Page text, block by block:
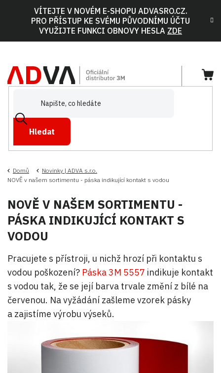
VÍTEJTE V NOVÉM E-SHOPU ADVASRO.CZ.
PRO PŘÍSTUP KE SVÉMU PŮVODNÍMU ÚČTU
VYUŽIJTE FUNKCI OBNOVY HESLA ZDE
Hledat
Domů
Novinky | ADVA s.r.o.
NOVĚ v našem sortimentu - páska indikující kontakt s vodou
NOVĚ V NAŠEM SORTIMENTU -
PÁSKA INDIKUJÍCÍ KONTAKT S
VODOU
Pracujete s přístroji, u nichž hrozí při kontaktu s
vodou poškození? Páska 3M 5557 indikuje kontakt
s vodou tak, že se její barva trvale změní z bílé na
červenou. Na vyžádání zašleme vzorek pásky
a zajistíme výrobu výseků.